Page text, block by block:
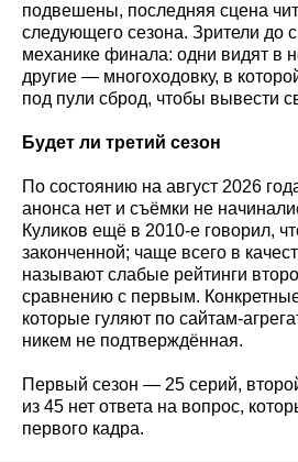
подвешены, последняя сцена
следующего сезона. Зрители до
механике финала: одни видят в
другие — многоходовку, в
под пули сброд, чтобы вывести
Будет ли третий сезон
По состоянию на август 2026
анонса нет и съёмки не
Куликов ещё в 2010-е говорил,
законченной; чаще всего в
называют слабые рейтинги
сравнению с первым.
которые гуляют по сайтам-
никем не подтверждённая.
Первый сезон — 25 серий,
из 45 нет ответа на вопрос,
первого кадра.